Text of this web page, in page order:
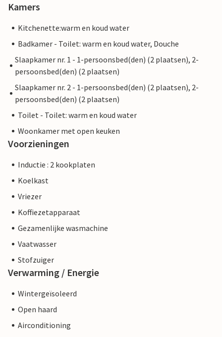
Kamers
Kitchenette:warm en koud water
Badkamer - Toilet: warm en koud water, Douche
Slaapkamer nr. 1 - 1-persoonsbed(den) (2 plaatsen), 2-
persoonsbed(den) (2 plaatsen)
Slaapkamer nr. 2 - 1-persoonsbed(den) (2 plaatsen), 2-
persoonsbed(den) (2 plaatsen)
Toilet - Toilet: warm en koud water
Woonkamer met open keuken
Voorzieningen
Inductie : 2 kookplaten
Koelkast
Vriezer
Koffiezetapparaat
Gezamenlijke wasmachine
Vaatwasser
Stofzuiger
Verwarming / Energie
Wintergeïsoleerd
Open haard
Airconditioning